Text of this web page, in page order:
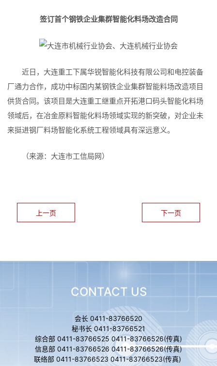
签订首个钢铁企业集群智能化料场改造合同
近日，大连重工下属华锐智能化科技有限公司和电控装备
厂通力合作，成功中标国内某钢铁企业集群智能料场改造项目
供货合同。该项目是大连重工继重点开拓港口码头智能化料场
领域后，在冶金原料智能化料场领域实现的新突破，对企业未
来挺进钢厂料场智能化系统工程领域具有深远意义。
（来源：大连市工信局网）
上一页 下一页
CONTACT US
会长 0411-83766520
秘书长 0411-83766521
综合部 0411-83766525 0411-83766526(传真)
信息部 0411-83766526 0411-83766526(传真)
联络部 0411-83766523 0411-83766523(传真)